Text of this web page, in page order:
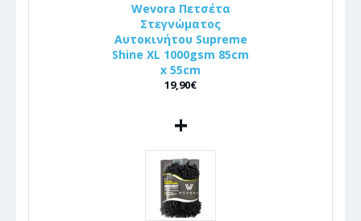
Wevora Πετσέτα
Στεγνώματος
Αυτοκινήτου Supreme
Shine XL 1000gsm 85cm
x 55cm
19,90€
+